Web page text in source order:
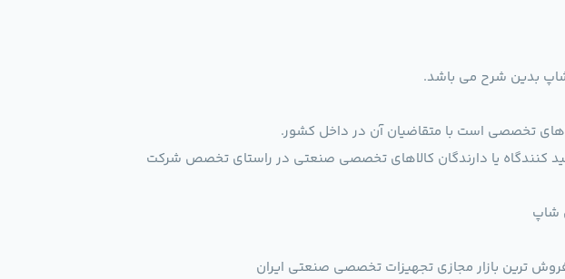
بدین شرح می باشد.
تخصصی است با متقاضیان آن در داخل کشور.
کنندگاه یا دارندگان کالاهای تخصصی صنعتی در راستای تخصص شرکت
شاپ
ترین بازار مجازی تجهیزات تخصصی صنعتی ایران